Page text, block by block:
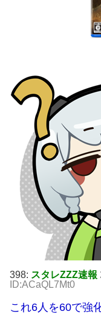
398: スタレZZZ速報
ID:ACaQL7Mt0
これ6人を60で強